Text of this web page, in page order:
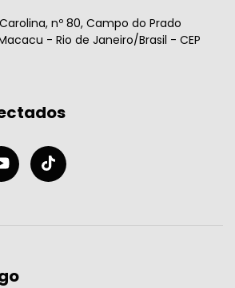
nº 80, Campo do Prado
- Rio de Janeiro/Brasil - CEP